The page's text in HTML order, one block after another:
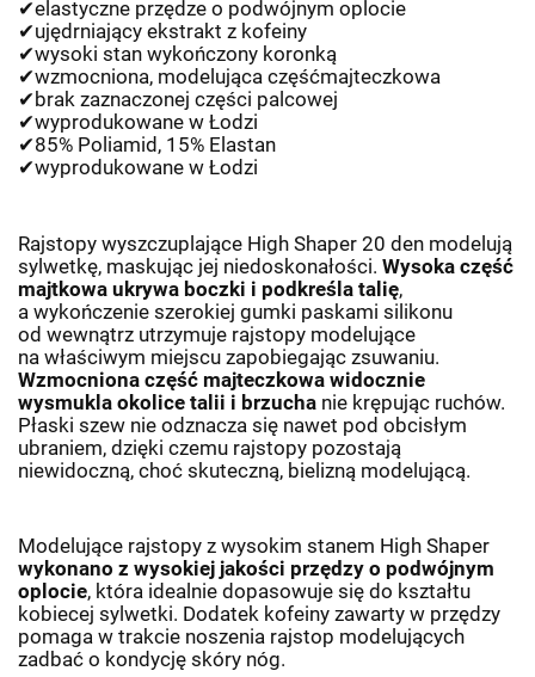
✔elastyczne przędze o podwójnym oplocie
✔ujędrniający ekstrakt z kofeiny
✔wysoki stan wykończony koronką
✔wzmocniona, modelująca częśćmajteczkowa
✔brak zaznaczonej części palcowej
✔wyprodukowane w Łodzi
✔85% Poliamid, 15% Elastan
✔wyprodukowane w Łodzi
Rajstopy wyszczuplające High Shaper 20 den modelują
sylwetkę, maskując jej niedoskonałości. Wysoka część
majtkowa ukrywa boczki i podkreśla talię,
a wykończenie szerokiej gumki paskami silikonu
od wewnątrz utrzymuje rajstopy modelujące
na właściwym miejscu zapobiegając zsuwaniu.
Wzmocniona część majteczkowa widocznie
wysmukla okolice talii i brzucha nie krępując ruchów.
Płaski szew nie odznacza się nawet pod obcisłym
ubraniem, dzięki czemu rajstopy pozostają
niewidoczną, choć skuteczną, bielizną modelującą.
Modelujące rajstopy z wysokim stanem High Shaper
wykonano z wysokiej jakości przędzy o podwójnym
oplocie, która idealnie dopasowuje się do kształtu
kobiecej sylwetki. Dodatek kofeiny zawarty w przędzy
pomaga w trakcie noszenia rajstop modelujących
zadbać o kondycję skóry nóg.